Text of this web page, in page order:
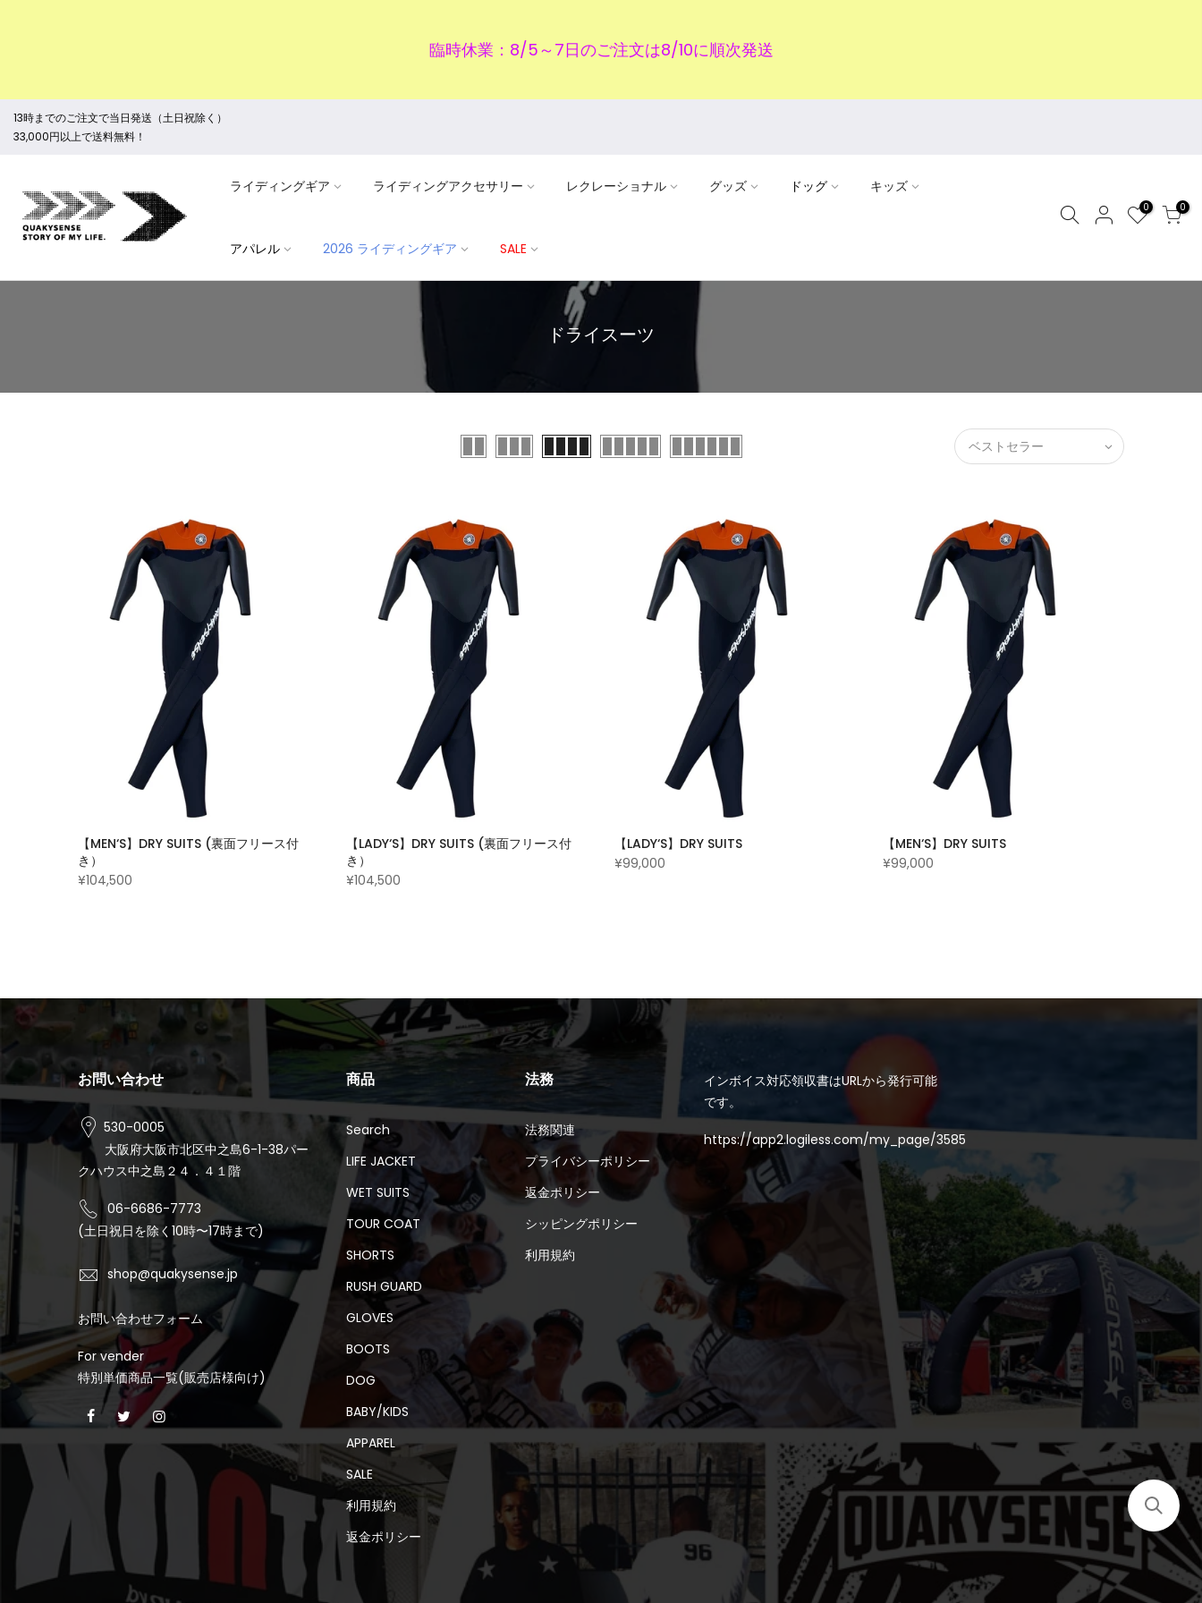
臨時休業：8/5～7日のご注文は8/10に順次発送
13時までのご注文で当日発送（土日祝除く）
33,000円以上で送料無料！
ライディングギア ライディングアクセサリー レクレーショナル グッズ ドッグ キッズ
アパレル 2026 ライディングギア SALE
0 0
ドライスーツ
ベストセラー
【MEN‘S】DRY SUITS (裏面フリース付
き）
¥104,500
【LADY‘S】DRY SUITS (裏面フリース付
き）
¥104,500
【LADY‘S】DRY SUITS
¥99,000
【MEN‘S】DRY SUITS
¥99,000
お問い合わせ
530-0005
大阪府大阪市北区中之島6-1-38パー
クハウス中之島２４．４１階
06-6686-7773
(土日祝日を除く10時〜17時まで)
shop@quakysense.jp
お問い合わせフォーム
For vender
特別単価商品一覧(販売店様向け)
商品
Search
LIFE JACKET
WET SUITS
TOUR COAT
SHORTS
RUSH GUARD
GLOVES
BOOTS
DOG
BABY/KIDS
APPAREL
SALE
利用規約
返金ポリシー
法務
法務関連
プライバシーポリシー
返金ポリシー
シッピングポリシー
利用規約
インボイス対応領収書はURLから発行可能
です。
https://app2.logiless.com/my_page/3585